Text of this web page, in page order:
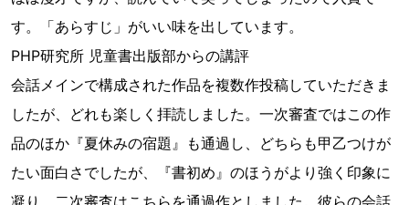
す。「あらすじ」がいい味を出しています。
PHP研究所 児童書出版部からの講評
会話メインで構成された作品を複数作投稿していただきま
したが、どれも楽しく拝読しました。一次審査ではこの作
品のほか『夏休みの宿題』も通過し、どちらも甲乙つけが
たい面白さでしたが、『書初め』のほうがより強く印象に